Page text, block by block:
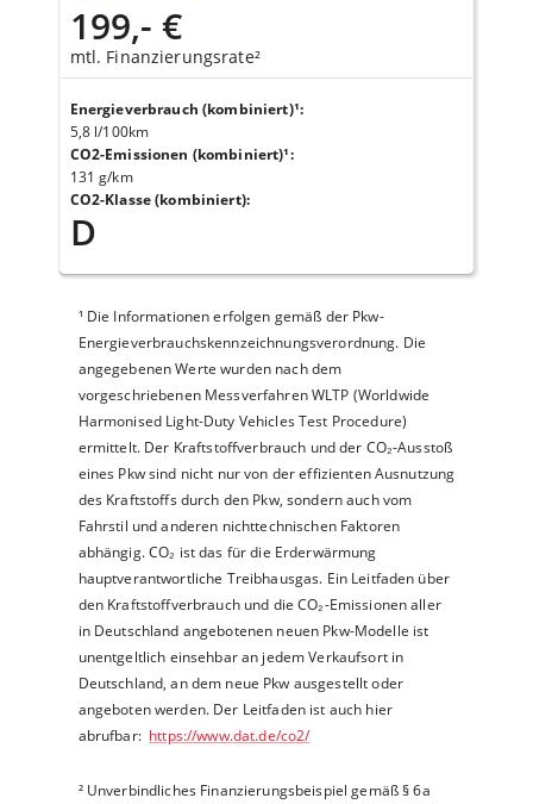
199,- €
mtl. Finanzierungsrate²
Energieverbrauch (kombiniert)¹:
5,8 l/100km
CO2-Emissionen (kombiniert)¹:
131 g/km
CO2-Klasse (kombiniert):
D
¹ Die Informationen erfolgen gemäß der Pkw-
Energieverbrauchskennzeichnungsverordnung. Die
angegebenen Werte wurden nach dem
vorgeschriebenen Messverfahren WLTP (Worldwide
Harmonised Light-Duty Vehicles Test Procedure)
ermittelt. Der Kraftstoffverbrauch und der CO₂-Ausstoß
eines Pkw sind nicht nur von der effizienten Ausnutzung
des Kraftstoffs durch den Pkw, sondern auch vom
Fahrstil und anderen nichttechnischen Faktoren
abhängig. CO₂ ist das für die Erderwärmung
hauptverantwortliche Treibhausgas. Ein Leitfaden über
den Kraftstoffverbrauch und die CO₂-Emissionen aller
in Deutschland angebotenen neuen Pkw-Modelle ist
unentgeltlich einsehbar an jedem Verkaufsort in
Deutschland, an dem neue Pkw ausgestellt oder
angeboten werden. Der Leitfaden ist auch hier
abrufbar: https://www.dat.de/co2/
² Unverbindliches Finanzierungsbeispiel gemäß § 6a